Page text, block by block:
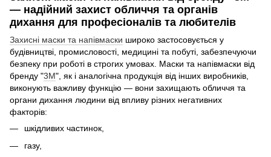
— надійний захист обличчя та органів
дихання для професіоналів та любителів
Захисні маски та напівмаски широко застосовується у
будівництві, промисловості, медицині та побуті, забезпечуючи
безпеку при роботі в строгих умовах. Маски та напівмаски від
бренду "3M", як і аналогічна продукція від інших виробників,
виконують важливу функцію — вони захищають обличчя та
органи дихання людини від впливу різних негативних
факторів:
шкідливих частинок,
газу,